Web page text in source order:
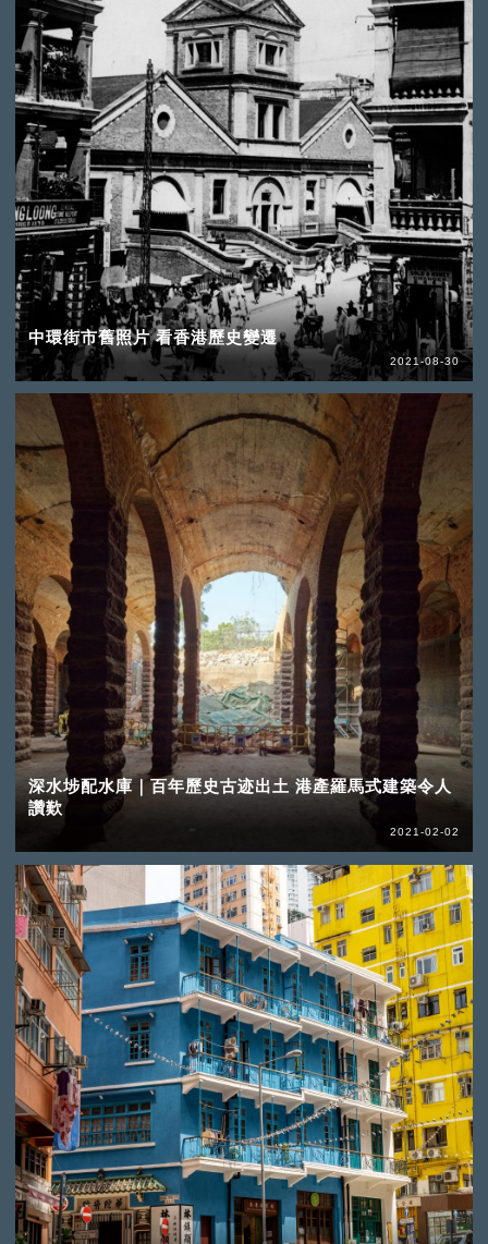
中環街市舊照片 看香港歷史變遷
2021-08-30
深水埗配水庫｜百年歷史古迹出土 港產羅馬式建築令人
讚歎
2021-02-02